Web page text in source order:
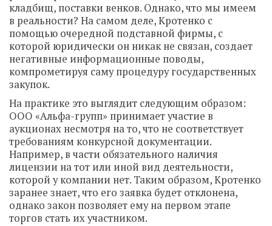
кладбищ, поставки венков. Однако, что мы имеем
в реальности? На самом деле, Кротенко с
помощью очередной подставной фирмы, с
которой юридически он никак не связан, создает
негативные информационные поводы,
компрометируя саму процедуру государственных
закупок.
На практике это выглядит следующим образом:
ООО «Альфа-групп» принимает участие в
аукционах несмотря на то, что не соответствует
требованиям конкурсной документации.
Например, в части обязательного наличия
лицензии на тот или иной вид деятельности,
которой у компании нет. Таким образом, Кротенко
заранее знает, что его заявка будет отклонена,
однако закон позволяет ему на первом этапе
торгов стать их участником.